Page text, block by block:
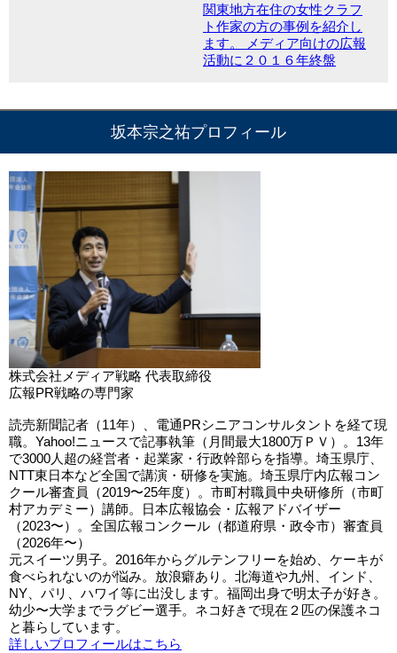
関東地方在住の女性クラフ
ト作家の方の事例を紹介し
ます。 メディア向けの広報
活動に２０１６年終盤
坂本宗之祐プロフィール
株式会社メディア戦略 代表取締役
広報PR戦略の専門家
読売新聞記者（11年）、電通PRシニアコンサルタントを経て現
職。Yahoo!ニュースで記事執筆（月間最大1800万ＰＶ）。13年
で3000人超の経営者・起業家・行政幹部らを指導。埼玉県庁、
NTT東日本など全国で講演・研修を実施。埼玉県庁内広報コン
クール審査員（2019〜25年度）。市町村職員中央研修所（市町
村アカデミー）講師。日本広報協会・広報アドバイザー
（2023〜）。全国広報コンクール（都道府県・政令市）審査員
（2026年〜）
元スイーツ男子。2016年からグルテンフリーを始め、ケーキが
食べられないのが悩み。放浪癖あり。北海道や九州、インド、
NY、パリ、ハワイ等に出没します。福岡出身で明太子が好き。
幼少〜大学までラグビー選手。ネコ好きで現在２匹の保護ネコ
と暮らしています。
詳しいプロフィールはこちら